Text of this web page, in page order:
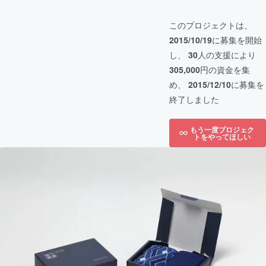
このプロジェクトは、
2015/10/19に募集を開始
し、 30人の支援により
305,000円の資金を集
め、 2015/12/10に募集を
終了しました
もう一度プロジェク
トをやってほしい